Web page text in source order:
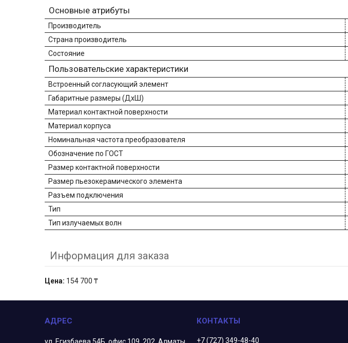
Основные атрибуты
Производитель
Страна производитель
Состояние
Пользовательские характеристики
Встроенный согласующий элемент
Габаритные размеры (ДхШ)
Материал контактной поверхности
Материал корпуса
Номинальная частота преобразователя
Обозначение по ГОСТ
Размер контактной поверхности
Размер пьезокерамического элемента
Разъем подключения
Тип
Тип излучаемых волн
Информация для заказа
Цена: 154 700 ₸
+7 (727) 349-48-40